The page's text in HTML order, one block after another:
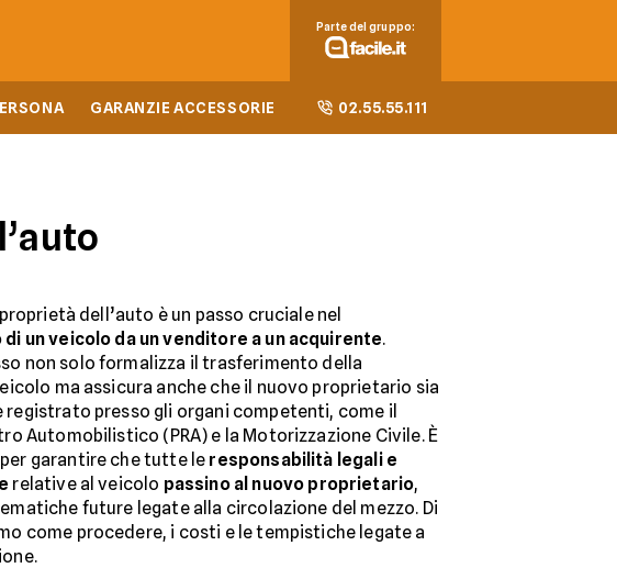
GARANZIE ACCESSORIE 02.55.55.111
Parte del gruppo:
dell’auto è un passo cruciale nel
un veicolo da un venditore a un acquirente.
non solo formalizza il trasferimento della
ma assicura anche che il nuovo proprietario sia
presso gli organi competenti, come il
Automobilistico (PRA) e la Motorizzazione Civile. È
garantire che tutte le responsabilità legali e
relative al veicolo passino al nuovo proprietario,
future legate alla circolazione del mezzo. Di
come procedere, i costi e le tempistiche legate a